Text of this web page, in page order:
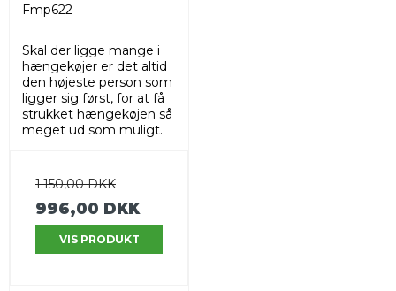
Fmp622
Skal der ligge mange i
hængekøjer er det altid
den højeste person som
ligger sig først, for at få
strukket hængekøjen så
meget ud som muligt.
1.150,00 DKK
996,00 DKK
VIS PRODUKT